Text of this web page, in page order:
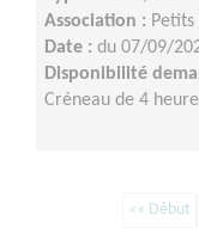
Association : Petits
Date : du 07/09/
Disponibilité
Créneau de 4
«« Début